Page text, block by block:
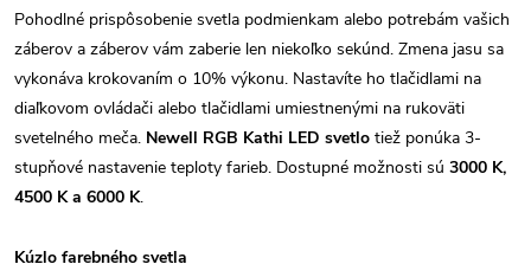
Pohodlné prispôsobenie svetla podmienkam alebo potrebám vašich
záberov a záberov vám zaberie len niekoľko sekúnd. Zmena jasu sa
vykonáva krokovaním o 10% výkonu. Nastavíte ho tlačidlami na
diaľkovom ovládači alebo tlačidlami umiestnenými na rukoväti
svetelného meča. Newell RGB Kathi LED svetlo tiež ponúka 3-
stupňové nastavenie teploty farieb. Dostupné možnosti sú 3000 K,
4500 K a 6000 K.
Kúzlo farebného svetla